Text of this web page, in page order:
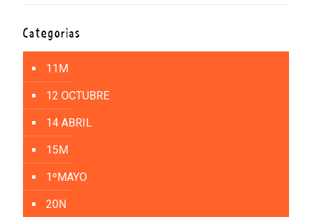
Categorías
11M
12 OCTUBRE
14 ABRIL
15M
1ºMAYO
20N